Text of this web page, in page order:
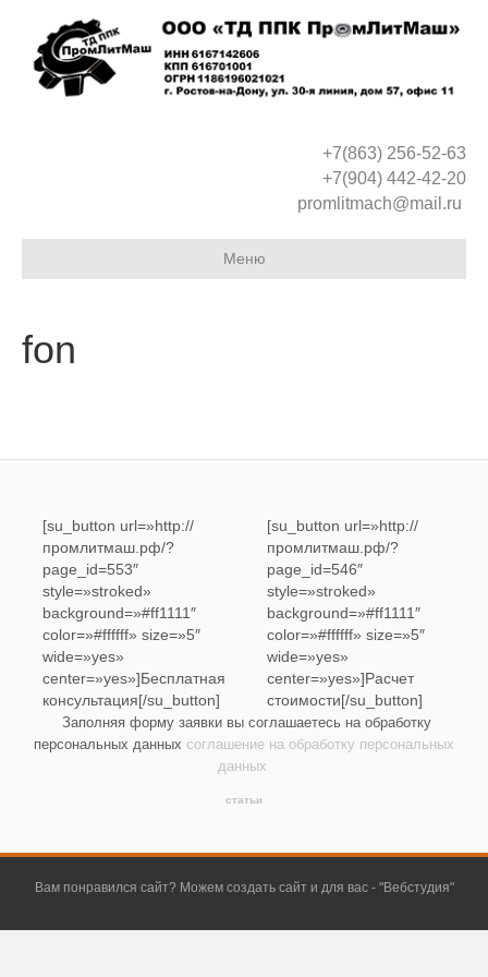
+7(863) 256-52-63
+7(904) 442-42-20
promlitmach@mail.ru
Меню
fon
[su_button url=»http://
промлитмаш.рф/?
page_id=553″
style=»stroked»
background=»#ff1111″
color=»#ffffff» size=»5″
wide=»yes»
center=»yes»]Бесплатная
консультация[/su_button]
[su_button url=»http://
промлитмаш.рф/?
page_id=546″
style=»stroked»
background=»#ff1111″
color=»#ffffff» size=»5″
wide=»yes»
center=»yes»]Расчет
стоимости[/su_button]
Заполняя форму заявки вы соглашаетесь на обработку
персональных данных соглашение на обработку персональных
данных
статьи
Вам понравился сайт? Можем создать сайт и для вас - "Вебстудия"